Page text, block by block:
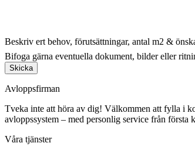
Beskriv ert behov, förutsättningar, antal m2 &
Bifoga gärna eventuella dokument, bilder eller
Skicka
Avloppsfirman
Tveka inte att höra av dig! Välkommen att fylla i
avloppssystem – med personlig service från
Våra tjänster